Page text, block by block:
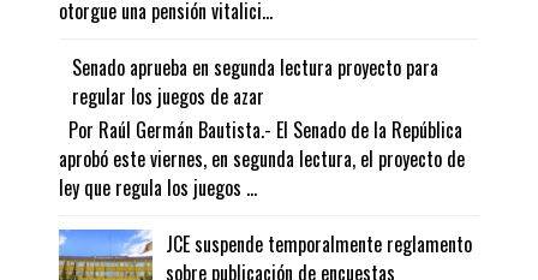
otorgue una pensión vitalici...
Senado aprueba en segunda lectura proyecto para
regular los juegos de azar
Por Raúl Germán Bautista.- El Senado de la República
aprobó este viernes, en segunda lectura, el proyecto de
ley que regula los juegos ...
JCE suspende temporalmente reglamento
sobre publicación de encuestas